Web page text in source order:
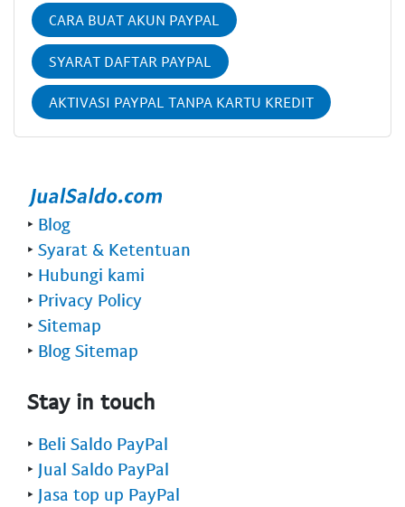
CARA BUAT AKUN PAYPAL
SYARAT DAFTAR PAYPAL
AKTIVASI PAYPAL TANPA KARTU KREDIT
‣ Blog
‣ Syarat & Ketentuan
‣ Hubungi kami
‣ Privacy Policy
‣ Sitemap
‣ Blog Sitemap
Stay in touch
‣ Beli Saldo PayPal
‣ Jual Saldo PayPal
‣ Jasa top up PayPal